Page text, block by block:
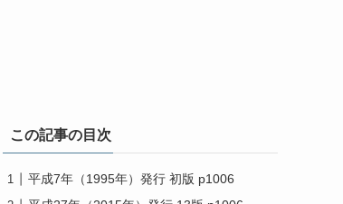
この記事の目次
平成7年（1995年）発行 初版 p1006